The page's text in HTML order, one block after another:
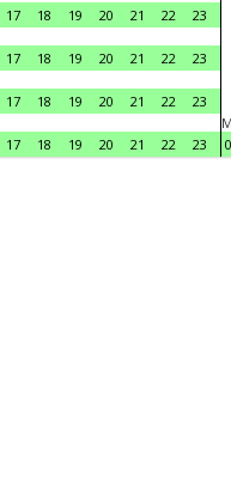
17 18 19 20 21 22
23
17 18 19 20 21 22
23
17 18 19 20 21 22
23
17 18 19 20 21 22 23